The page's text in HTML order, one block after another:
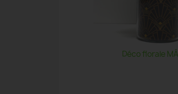
Déco florale